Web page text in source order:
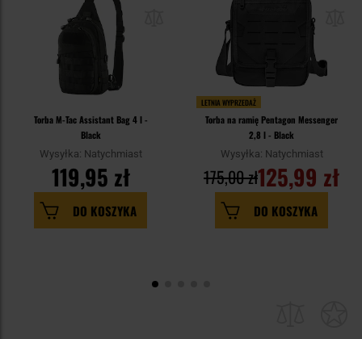
Torba M-Tac Assistant Bag 4 l -
Black
Wysyłka: Natychmiast
119,95 zł
DO KOSZYKA
LETNIA WYPRZEDAŻ
Torba na ramię Pentagon Messenger
2,8 l - Black
Wysyłka: Natychmiast
125,99 zł
175,00 zł
DO KOSZYKA